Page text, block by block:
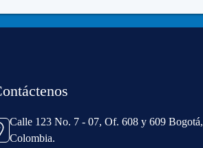
Calle 123 No. 7 - 07, Of. 608 y 609 Bogotá,
Colombia.